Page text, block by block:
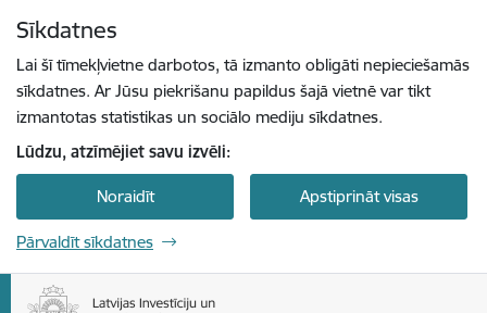
Sīkdatnes
Lai šī tīmekļvietne darbotos, tā izmanto obligāti nepieciešamās
sīkdatnes. Ar Jūsu piekrišanu papildus šajā vietnē var tikt
izmantotas statistikas un sociālo mediju sīkdatnes.
Lūdzu, atzīmējiet savu izvēli:
Noraidīt Apstiprināt visas
Pārvaldīt sīkdatnes